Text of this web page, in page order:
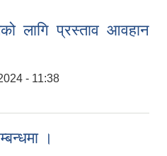
लागि प्रस्ताव आवहान
- 11:38
।